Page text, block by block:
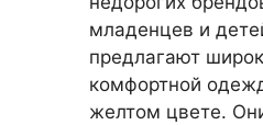
младенцев и
предлагают
комфортной
желтом цвете.